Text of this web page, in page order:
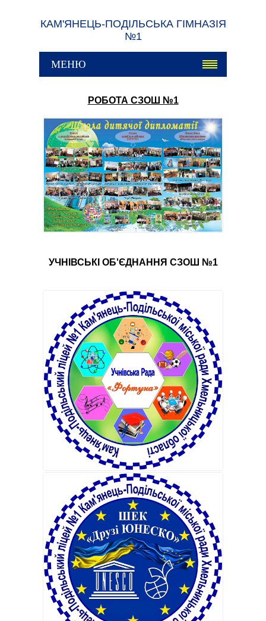
КАМ'ЯНЕЦЬ-ПОДІЛЬСЬКА ГІМНАЗІЯ
№1
МЕНЮ
РОБОТА СЗОШ №1
УЧНІВСЬКІ ОБ'ЄДНАННЯ СЗОШ №1